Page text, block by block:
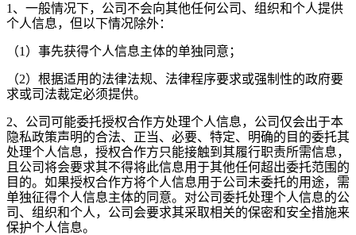
1 、一般情况下，公司不会向其他任何公司、组织和个人提供
个人信息，但以下情况除外：
（1 ）事先获得个人信息主体的单独同意；
（2）根据适用的法律法规、法律程序要求或强制性的政府要
求或司法裁定必须提供。
2、公司可能委托授权合作方处理个人信息，公司仅会出于本
隐私政策声明的合法、正当、必要、特定、明确的目的委托其
处理个人信息，授权合作方只能接触到其履行职责所需信息，
且公司将会要求其不得将此信息用于其他任何超出委托范围的
目的。如果授权合作方将个人信息用于公司未委托的用途，需
单独征得个人信息主体的同意。对公司委托处理个人信息的公
司、组织和个人，公司会要求其采取相关的保密和安全措施来
保护个人信息。